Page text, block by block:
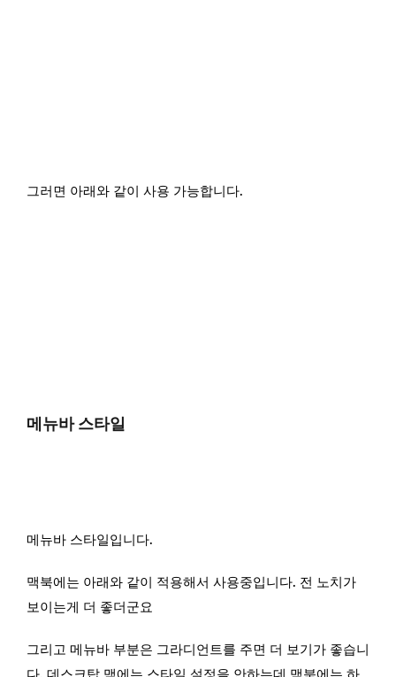
그러면 아래와 같이 사용 가능합니다.
메뉴바 스타일
메뉴바 스타일입니다.
맥북에는 아래와 같이 적용해서 사용중입니다. 전 노치가
보이는게 더 좋더군요
그리고 메뉴바 부분은 그라디언트를 주면 더 보기가 좋습니